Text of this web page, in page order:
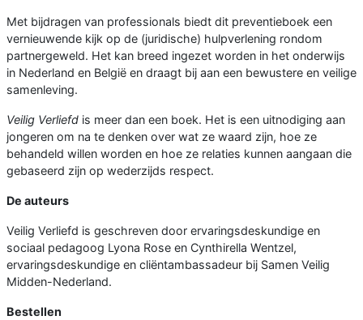
Met bijdragen van professionals biedt dit preventieboek een
vernieuwende kijk op de (juridische) hulpverlening rondom
partnergeweld. Het kan breed ingezet worden in het onderwijs
in Nederland en België en draagt bij aan een bewustere en veilige
samenleving.
Veilig Verliefd is meer dan een boek. Het is een uitnodiging aan
jongeren om na te denken over wat ze waard zijn, hoe ze
behandeld willen worden en hoe ze relaties kunnen aangaan die
gebaseerd zijn op wederzijds respect.
De auteurs
Veilig Verliefd is geschreven door ervaringsdeskundige en
sociaal pedagoog Lyona Rose en Cynthirella Wentzel,
ervaringsdeskundige en cliëntambassadeur bij Samen Veilig
Midden-Nederland.
Bestellen